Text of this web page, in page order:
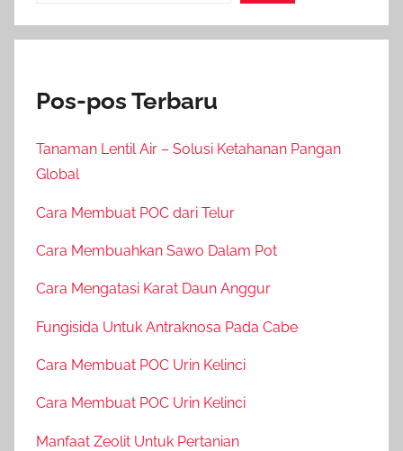
Pos-pos Terbaru
Tanaman Lentil Air – Solusi Ketahanan Pangan
Global
Cara Membuat POC dari Telur
Cara Membuahkan Sawo Dalam Pot
Cara Mengatasi Karat Daun Anggur
Fungisida Untuk Antraknosa Pada Cabe
Cara Membuat POC Urin Kelinci
Cara Membuat POC Urin Kelinci
Manfaat Zeolit Untuk Pertanian